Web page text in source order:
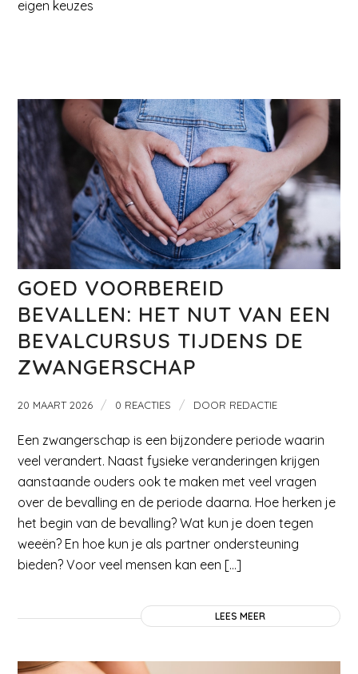
eigen keuzes
GOED VOORBEREID
BEVALLEN: HET NUT VAN EEN
BEVALCURSUS TIJDENS DE
ZWANGERSCHAP
20 MAART 2026 / 0 REACTIES / DOOR REDACTIE
Een zwangerschap is een bijzondere periode waarin
veel verandert. Naast fysieke veranderingen krijgen
aanstaande ouders ook te maken met veel vragen
over de bevalling en de periode daarna. Hoe herken je
het begin van de bevalling? Wat kun je doen tegen
weeën? En hoe kun je als partner ondersteuning
bieden? Voor veel mensen kan een […]
LEES MEER